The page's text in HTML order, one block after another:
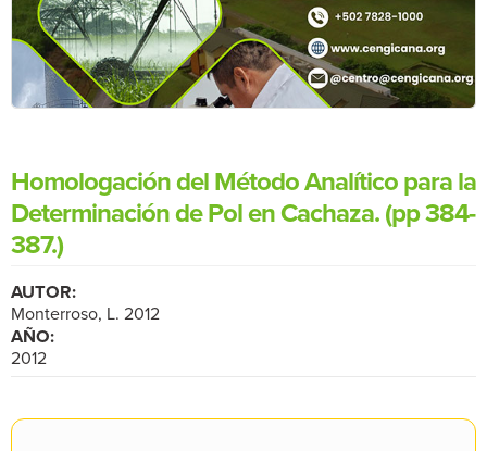
Homologación del Método Analítico para la
Determinación de Pol en Cachaza. (pp 384-
387.)
AUTOR:
Monterroso, L. 2012
AÑO:
2012